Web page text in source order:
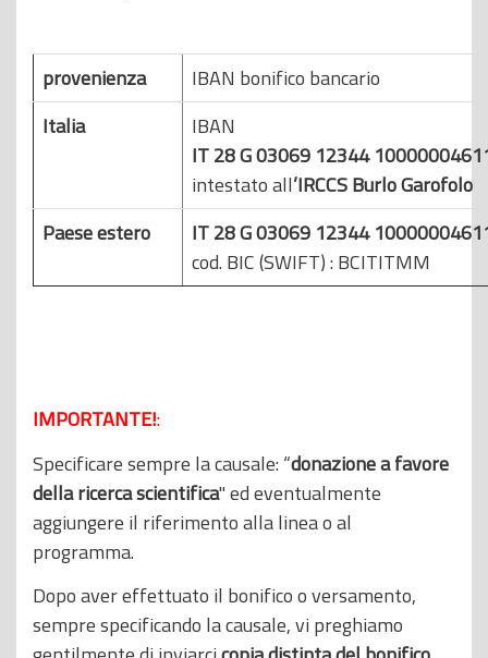
provenienza
IBAN bonifico bancario
Italia
IBAN
IT 28 G 03069 12344
intestato all’IRCCS Burlo Garofolo
Paese estero
IT 28 G 03069 12344
cod. BIC (SWIFT) : BCITITMM
IMPORTANTE!:
Specificare sempre la causale: “donazione a favore
della ricerca scientifica" ed eventualmente
aggiungere il riferimento alla linea o al
programma.
Dopo aver effettuato il bonifico o versamento,
sempre specificando la causale, vi preghiamo